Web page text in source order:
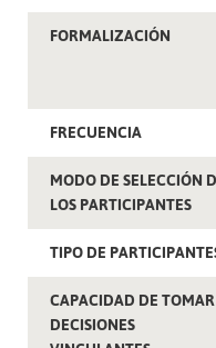
FORMALIZACIÓN
FRECUENCIA
MODO DE SELECCIÓN
LOS PARTICIPANTES
TIPO DE
CAPACIDAD DE TOMAR
DECISIONES